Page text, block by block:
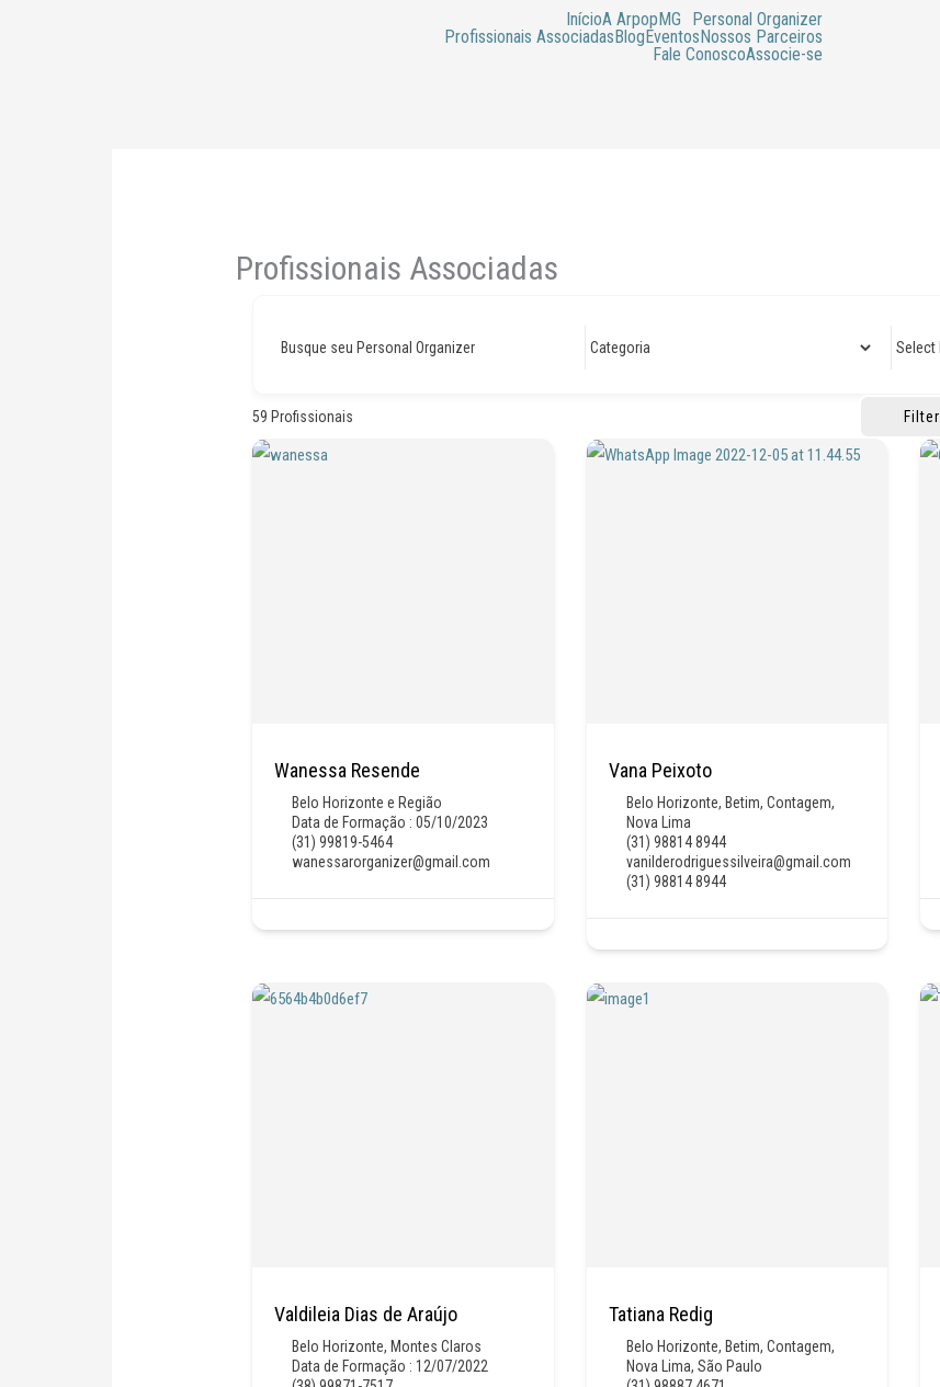
InícioA ArpopMG
Personal Organizer
Profissionais AssociadasBlogEventosNossos Parceiros
Fale ConoscoAssocie-se
Profissionais Associadas
Busque seu Personal Organizer
59 Profissionais Filter
Wanessa Resende
Belo Horizonte e Região
Data de Formação : 05/10/2023
(31) 99819-5464
wanessarorganizer@gmail.com
Vana Peixoto
Belo Horizonte, Betim, Contagem,
Nova Lima
(31) 98814 8944
vanilderodriguessilveira@gmail.com
(31) 98814 8944
Valdileia Dias de Araújo
Belo Horizonte, Montes Claros
Data de Formação : 12/07/2022
Tatiana Redig
Belo Horizonte, Betim, Contagem,
Nova Lima, São Paulo